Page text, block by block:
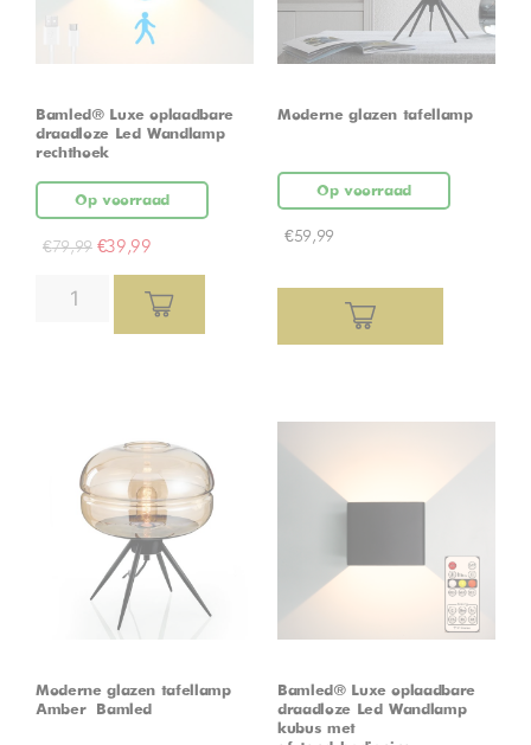
Bamled® Luxe oplaadbare
draadloze Led Wandlamp
rechthoek
Op voorraad
€79,99 €39,99
Moderne glazen tafellamp
Op voorraad
€59,99
Moderne glazen tafellamp –
Amber – Bamled
Bamled® Luxe oplaadbare
draadloze Led Wandlamp
kubus met